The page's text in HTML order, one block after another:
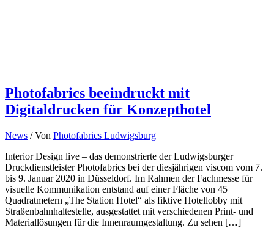
Photofabrics beeindruckt mit
Digitaldrucken für Konzepthotel
News / Von Photofabrics Ludwigsburg
Interior Design live – das demonstrierte der Ludwigsburger
Druckdienstleister Photofabrics bei der diesjährigen viscom vom 7.
bis 9. Januar 2020 in Düsseldorf. Im Rahmen der Fachmesse für
visuelle Kommunikation entstand auf einer Fläche von 45
Quadratmetern „The Station Hotel“ als fiktive Hotellobby mit
Straßenbahnhaltestelle, ausgestattet mit verschiedenen Print- und
Materiallösungen für die Innenraumgestaltung. Zu sehen […]